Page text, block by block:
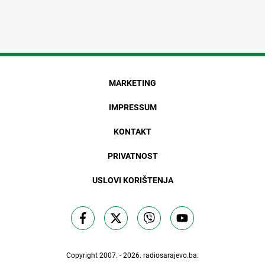
MARKETING
IMPRESSUM
KONTAKT
PRIVATNOST
USLOVI KORIŠTENJA
Copyright 2007. - 2026. radiosarajevo.ba.